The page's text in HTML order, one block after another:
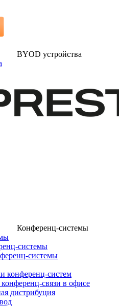
BYOD устройства
Конференц-системы
системы
системы
конференц-систем
связи в офисе
дистрибуция